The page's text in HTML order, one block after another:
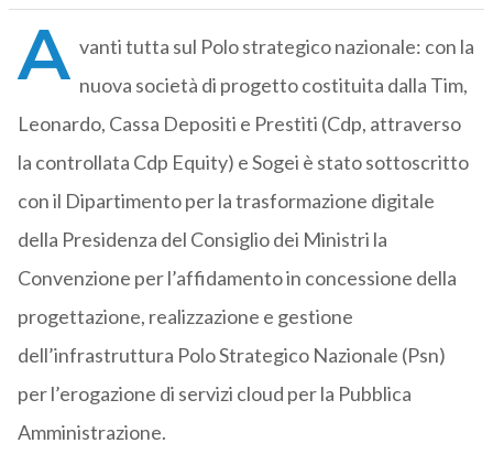
A vanti tutta sul Polo strategico nazionale: con la
nuova società di progetto costituita dalla Tim,
Leonardo, Cassa Depositi e Prestiti (Cdp, attraverso
la controllata Cdp Equity) e Sogei è stato sottoscritto
con il Dipartimento per la trasformazione digitale
della Presidenza del Consiglio dei Ministri la
Convenzione per l’affidamento in concessione della
progettazione, realizzazione e gestione
dell’infrastruttura Polo Strategico Nazionale (Psn)
per l’erogazione di servizi cloud per la Pubblica
Amministrazione.